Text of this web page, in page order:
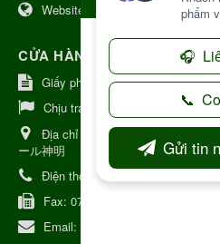
Website:
https://
CỬA HÀNG GIỚI THIỆU TẠI
Giấy phép số: 080-9475-1379
Chịu trách nhiệm:
MR THƯƠNG
Địa chỉ Nhật Bản:
日本 愛知県
ール神明
Điện thoại:080-9475-1379
Fax: 070-9178-7979
Email: